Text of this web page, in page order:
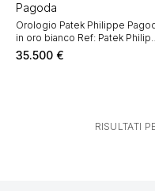
Pagoda
Orologio Patek Philippe
in oro bianco Ref: Patek
- 5500
35.500 €
RISULTATI